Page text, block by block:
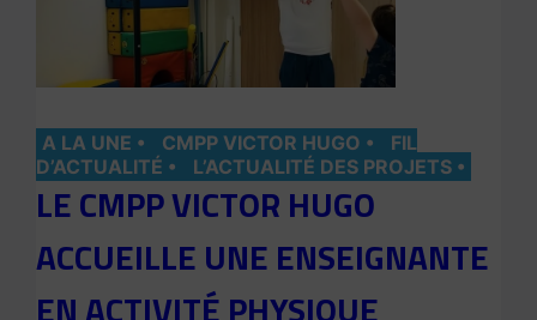
A LA UNE CMPP VICTOR HUGO
FIL
D’ACTUALITÉ
L’ACTUALITÉ DES PROJETS
LE CMPP VICTOR HUGO
ACCUEILLE UNE ENSEIGNANTE